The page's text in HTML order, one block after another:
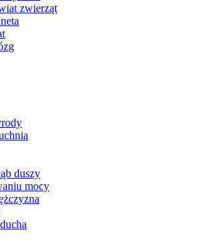
zwierząt
duszy
mocy